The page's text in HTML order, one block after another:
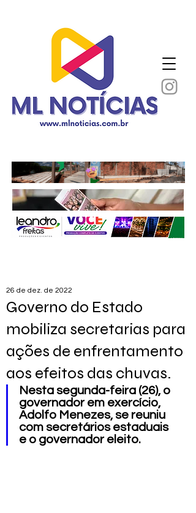
Governo do Estado
mobiliza secretarias para
ações de enfrentamento
aos efeitos das chuvas.
26 de dez. de 2022
Nesta segunda-feira (26), o
governador em exercício,
Adolfo Menezes, se reuniu
com secretários estaduais
e o governador eleito.